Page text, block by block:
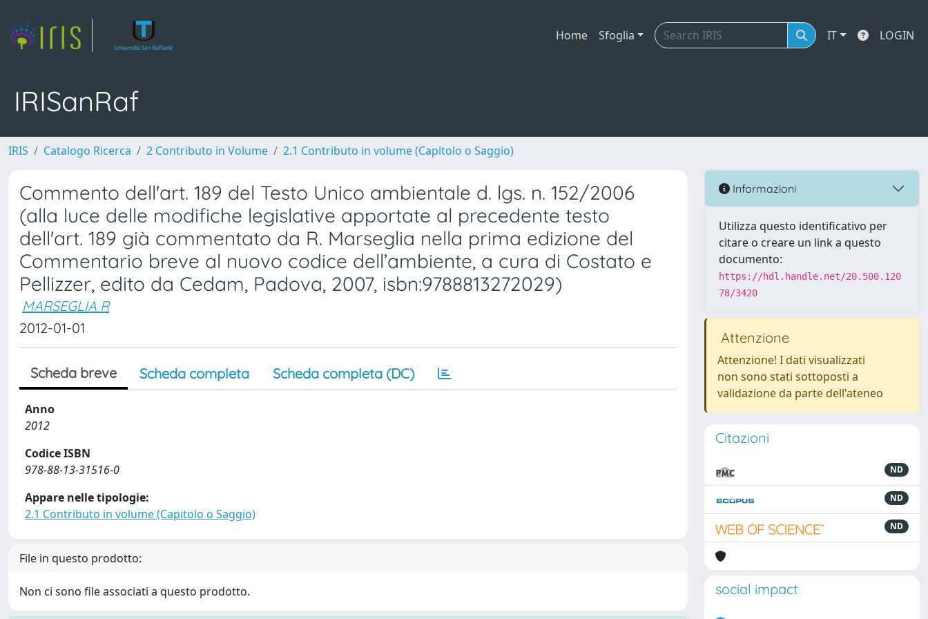
Home Sfoglia IT LOGIN
IRISanRaf
IRIS Catalogo Ricerca 2 Contributo in Volume 2.1 Contributo in volume (Capitolo o Saggio)
Commento dell'art. 189 del Testo Unico ambientale d. lgs. n. 152/2006
(alla luce delle modifiche legislative apportate al precedente testo
dell'art. 189 già commentato da R. Marseglia nella prima edizione del
Commentario breve al nuovo codice dell’ambiente, a cura di Costato e
Pellizzer, edito da Cedam, Padova, 2007, isbn:9788813272029)
MARSEGLIA R
2012-01-01
Scheda breve Scheda completa Scheda completa (DC)
Anno
2012
Codice ISBN
978-88-13-31516-0
Appare nelle tipologie:
2.1 Contributo in volume (Capitolo o Saggio)
File in questo prodotto:
Non ci sono file associati a questo prodotto.
Informazioni
Utilizza questo identificativo per
citare o creare un link a questo
documento:
https://hdl.handle.net/20.500.120
78/3420
Attenzione
Attenzione! I dati visualizzati
non sono stati sottoposti a
validazione da parte dell'ateneo
Citazioni
ND
ND
ND
social impact